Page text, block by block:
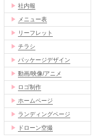
▶ 社内報
▶ メニュー表
▶
リーフレット
▶ チラシ
▶ パッケージデザイン
▶ 動画/映像/アニメ
▶ ロゴ制作
▶ ホームページ
▶ ランディングページ
▶
ドローン空撮